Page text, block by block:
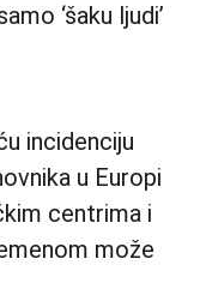
‘šaku ljudi’
incidenciju
u Europi
centrima i
može